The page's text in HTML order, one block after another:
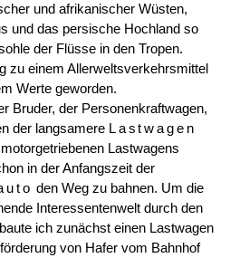
und afrikanischer Wüsten,
und das persische Hochland so
der Flüsse in den Tropen.
zu einem Allerweltsverkehrsmittel
Werte geworden.
Bruder, der Personenkraftwagen,
der langsamere Lastwagen
Lastwagens
in der Anfangszeit der
den Weg zu bahnen. Um die
Interessentenwelt durch den
ich zunächst einen Lastwagen
von Hafer vom Bahnhof